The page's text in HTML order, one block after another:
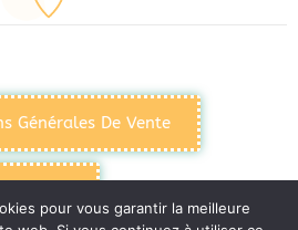
Générales De Vente
pour vous garantir la meilleure